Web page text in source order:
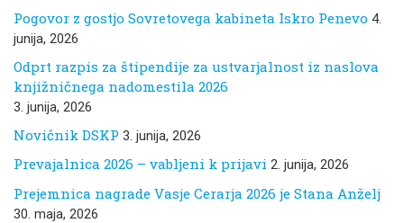
Pogovor z gostjo Sovretovega kabineta Iskro Penevo 4.
junija, 2026
Odprt razpis za štipendije za ustvarjalnost iz naslova
knjižničnega nadomestila 2026
3. junija, 2026
Novičnik DSKP 3. junija, 2026
Prevajalnica 2026 – vabljeni k prijavi 2. junija, 2026
Prejemnica nagrade Vasje Cerarja 2026 je Stana Anželj
30. maja, 2026